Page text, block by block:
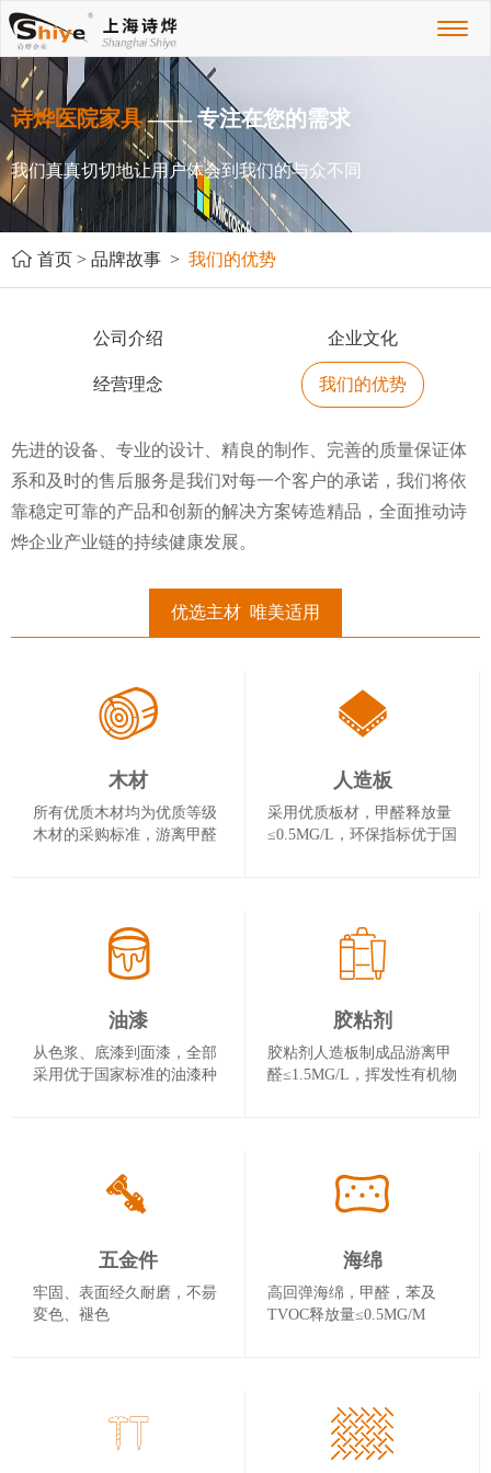
诗烨医院家具—— 专注在您的需求
我们真真切切地让用户体会到我们的与众不同
首页 > 品牌故事 > 我们的优势
公司介绍 企业文化
经营理念 我们的优势
先进的设备、专业的设计、精良的制作、完善的质量保证体
系和及时的售后服务是我们对每一个客户的承诺，我们将依
靠稳定可靠的产品和创新的解决方案铸造精品，全面推动诗
烨企业产业链的持续健康发展。
优选主材 唯美适用
木材
所有优质木材均为优质等级
木材的采购标准，游离甲醛
人造板
采用优质板材，甲醛释放量
≤0.5MG/L，环保指标优于国
油漆
从色浆、底漆到面漆，全部
采用优于国家标准的油漆种
胶粘剂
胶粘剂人造板制成品游离甲
醛≤1.5MG/L，挥发性有机物
五金件
牢固、表面经久耐磨，不昜
変色、褪色
海绵
高回弹海绵，甲醛，苯及
TVOC释放量≤0.5MG/M